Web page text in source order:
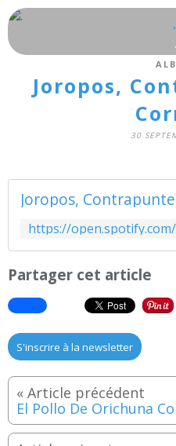
.
.
Joropos,
30
Joropos,
Partager cet article
S'inscrire à la newsletter
El Pollo De Orichuna